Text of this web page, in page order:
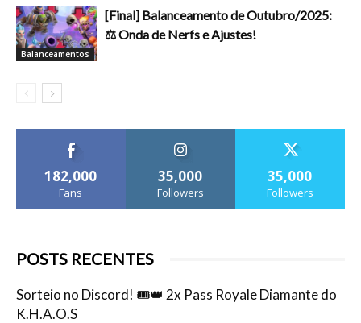
Balanceamentos
[Final] Balanceamento de Outubro/2025:
⚖️ Onda de Nerfs e Ajustes!
182,000
Fans
35,000
Followers
35,000
Followers
POSTS RECENTES
Sorteio no Discord! 🎟️👑 2x Pass Royale Diamante do
K.H.A.O.S